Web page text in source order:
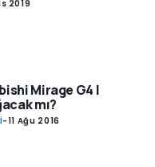
2019
Mirage G4 |
mı?
-11 Ağu 2016